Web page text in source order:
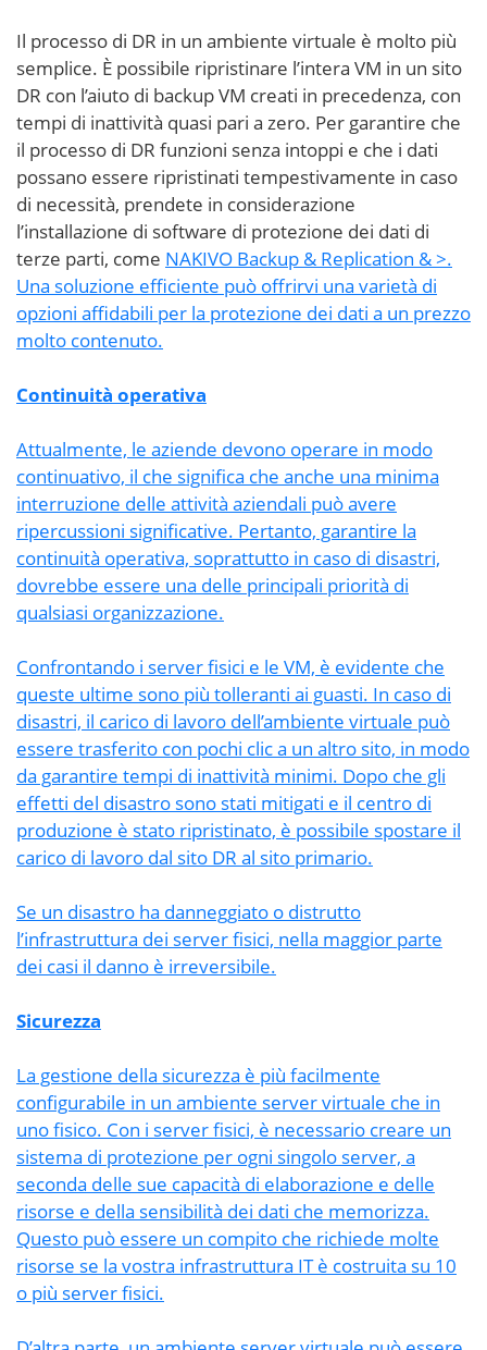
Il processo di DR in un ambiente virtuale è molto più
semplice. È possibile ripristinare l’intera VM in un sito
DR con l’aiuto di backup VM creati in precedenza, con
tempi di inattività quasi pari a zero. Per garantire che
il processo di DR funzioni senza intoppi e che i dati
possano essere ripristinati tempestivamente in caso
di necessità, prendete in considerazione
l’installazione di software di protezione dei dati di
terze parti, come NAKIVO Backup & Replication & >.
Una soluzione efficiente può offrirvi una varietà di
opzioni affidabili per la protezione dei dati a un prezzo
molto contenuto.
Continuità operativa
Attualmente, le aziende devono operare in modo
continuativo, il che significa che anche una minima
interruzione delle attività aziendali può avere
ripercussioni significative. Pertanto, garantire la
continuità operativa, soprattutto in caso di disastri,
dovrebbe essere una delle principali priorità di
qualsiasi organizzazione.
Confrontando i server fisici e le VM, è evidente che
queste ultime sono più tolleranti ai guasti. In caso di
disastri, il carico di lavoro dell’ambiente virtuale può
essere trasferito con pochi clic a un altro sito, in modo
da garantire tempi di inattività minimi. Dopo che gli
effetti del disastro sono stati mitigati e il centro di
produzione è stato ripristinato, è possibile spostare il
carico di lavoro dal sito DR al sito primario.
Se un disastro ha danneggiato o distrutto
l’infrastruttura dei server fisici, nella maggior parte
dei casi il danno è irreversibile.
Sicurezza
La gestione della sicurezza è più facilmente
configurabile in un ambiente server virtuale che in
uno fisico. Con i server fisici, è necessario creare un
sistema di protezione per ogni singolo server, a
seconda delle sue capacità di elaborazione e delle
risorse e della sensibilità dei dati che memorizza.
Questo può essere un compito che richiede molte
risorse se la vostra infrastruttura IT è costruita su 10
o più server fisici.